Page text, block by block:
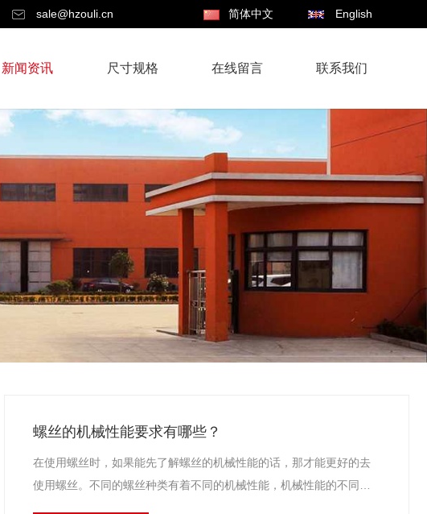
sale@hzouli.cn 简体中文 English
新闻资讯 尺寸规格 在线留言 联系我们
螺丝的机械性能要求有哪些？
在使用螺丝时，如果能先了解螺丝的机械性能的话，那才能更好的去
使用螺丝。不同的螺丝种类有着不同的机械性能，机械性能的不同，